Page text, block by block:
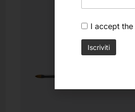
I accept the